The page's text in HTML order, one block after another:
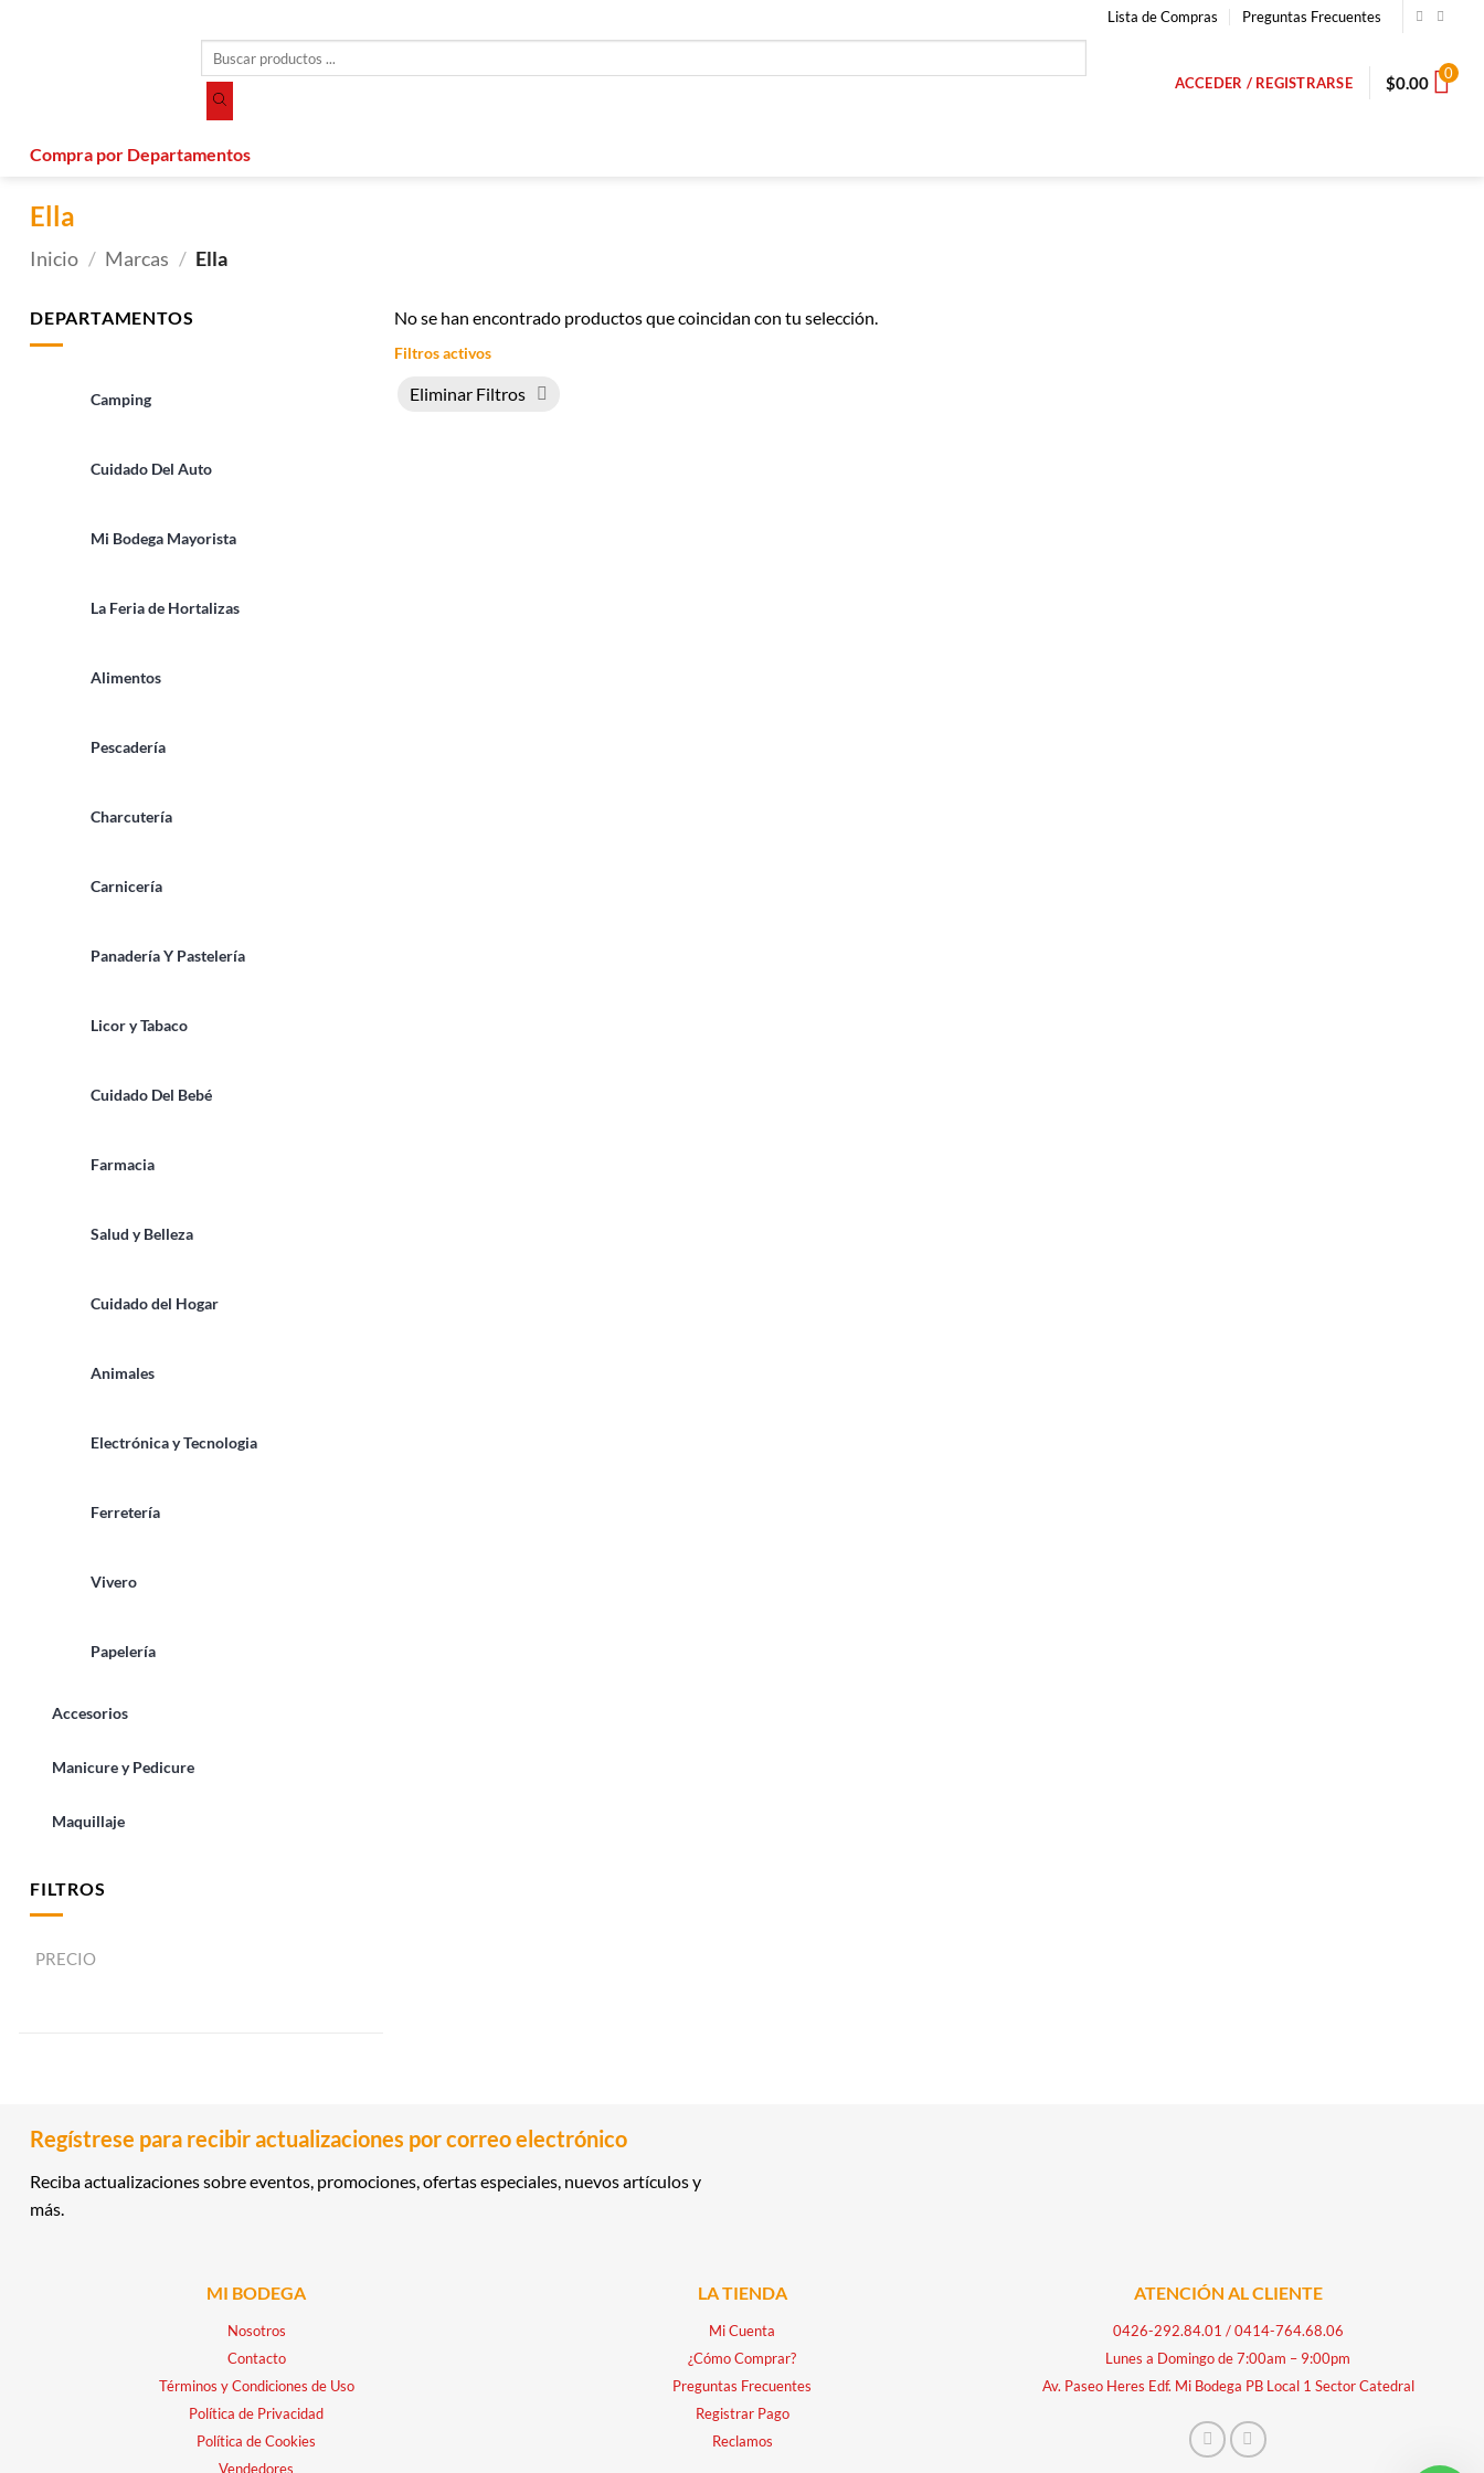
Lista de Compras Preguntas Frecuentes
productos
ACCEDER / REGISTRARSE $0.00 0
Compra por Departamentos
Ella
Inicio / Marcas / Ella
DEPARTAMENTOS
Camping
Cuidado Del Auto
Mi Bodega Mayorista
La Feria de Hortalizas
Alimentos
Pescadería
Charcutería
Carnicería
Panadería Y Pastelería
Licor y Tabaco
Cuidado Del Bebé
Farmacia
Salud y Belleza
Cuidado del Hogar
Animales
Electrónica y Tecnologia
Ferretería
Vivero
Papelería
Accesorios
Manicure y Pedicure
Maquillaje
FILTROS
PRECIO
No se han encontrado productos que coincidan con tu selección.
Filtros activos
Eliminar Filtros
Regístrese para recibir actualizaciones por correo electrónico
Reciba actualizaciones sobre eventos, promociones, ofertas especiales, nuevos artículos y
más.
MI BODEGA
Nosotros
Contacto
Términos y Condiciones de Uso
Política de Privacidad
Política de Cookies
Vendedores
LA TIENDA
Mi Cuenta
¿Cómo Comprar?
Preguntas Frecuentes
Registrar Pago
Reclamos
ATENCIÓN AL CLIENTE
0426-292.84.01 /0414-764.68.06
Lunes a Domingo de 7:00am – 9:00pm
Av. Paseo Heres Edf. Mi Bodega PB Local 1 Sector Catedral